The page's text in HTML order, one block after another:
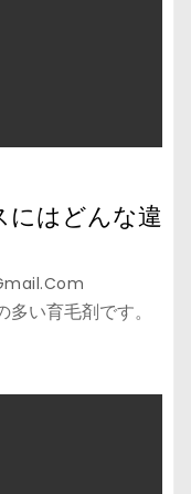
にはどんな違
い育毛剤です。